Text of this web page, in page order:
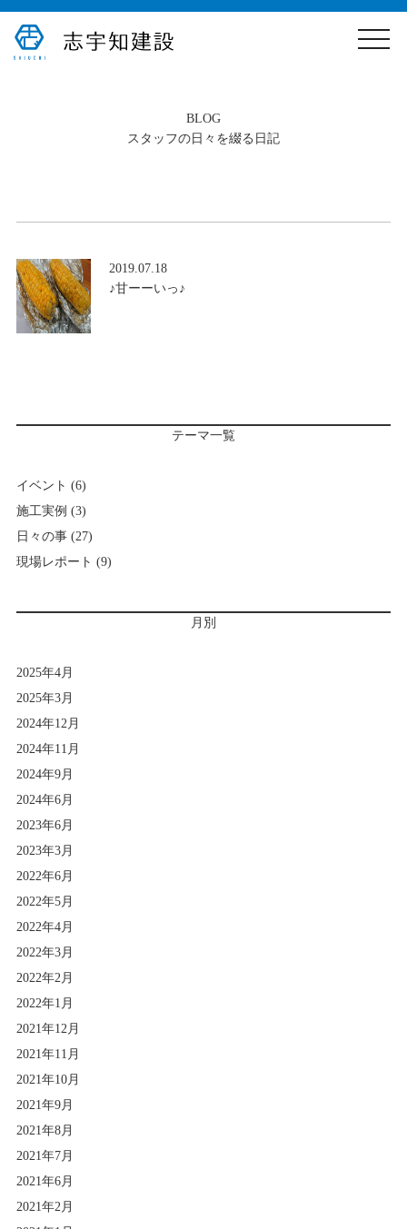
toggle
BLOG
スタッフの日々を綴る日記
テーマ一覧
イベント (6)
施工実例 (3)
日々の事(27)
現場レポート (9)
月別
2025年4月
2025年3月
2024年12月
2024年11月
2024年9月
2024年6月
2023年6月
2023年3月
2022年6月
2022年5月
2022年4月
2022年3月
2022年2月
2022年1月
2021年12月
2021年11月
2021年10月
2021年9月
2021年8月
2021年7月
2021年6月
2021年2月
2019.07.18
♪甘ーーいっ♪